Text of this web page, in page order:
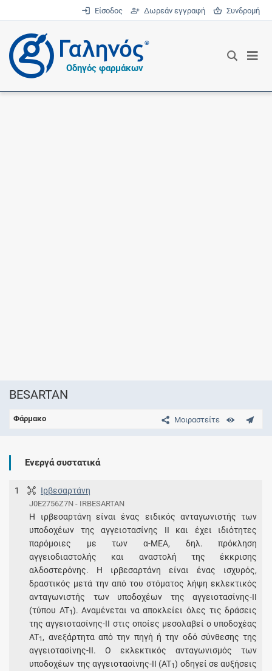
Είσοδος Δωρεάν εγγραφή Συνδρομή
®
Οδηγός φαρμάκων
BESARTAN
Μοιραστείτε
Φάρμακο
Ενεργά συστατικά
1 Ιρβεσαρτάνη
J0E2756Z7N - IRBESARTAN
Η ιρβεσαρτάνη είναι ένας ειδικός ανταγωνιστής των
υποδοχέων της αγγειοτασίνης ΙΙ και έχει ιδιότητες
παρόμοιες με των α-ΜΕΑ, δηλ. πρόκληση
αγγειοδιαστολής και αναστολή της έκκρισης
αλδοστερόνης. Η ιρβεσαρτάνη είναι ένας ισχυρός,
δραστικός μετά την από του στόματος λήψη εκλεκτικός
ανταγωνιστής των υποδοχέων της αγγειοτασίνης-II
(τύπου AT1 ). Αναμένεται να αποκλείει όλες τις δράσεις
της αγγειοτασίνης-II στις οποίες μεσολαβεί ο υποδοχέας
AT1, ανεξάρτητα από την πηγή ή την οδό σύνθεσης της
αγγειοτασίνης-II. O εκλεκτικός ανταγωνισμός των
υποδοχέων της αγγειοτασίνης-II (AT1) οδηγεί σε αυξήσεις